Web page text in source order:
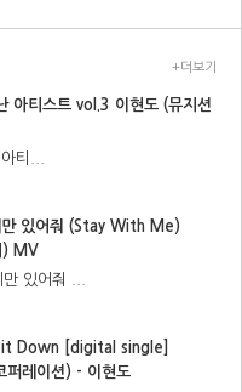
+더보기
아티스트 vol.3 이현도 (뮤지션
티...
만 있어줘 (Stay With Me)
) MV
있어줘 ...
it Down [digital single]
레이션) - 이현도